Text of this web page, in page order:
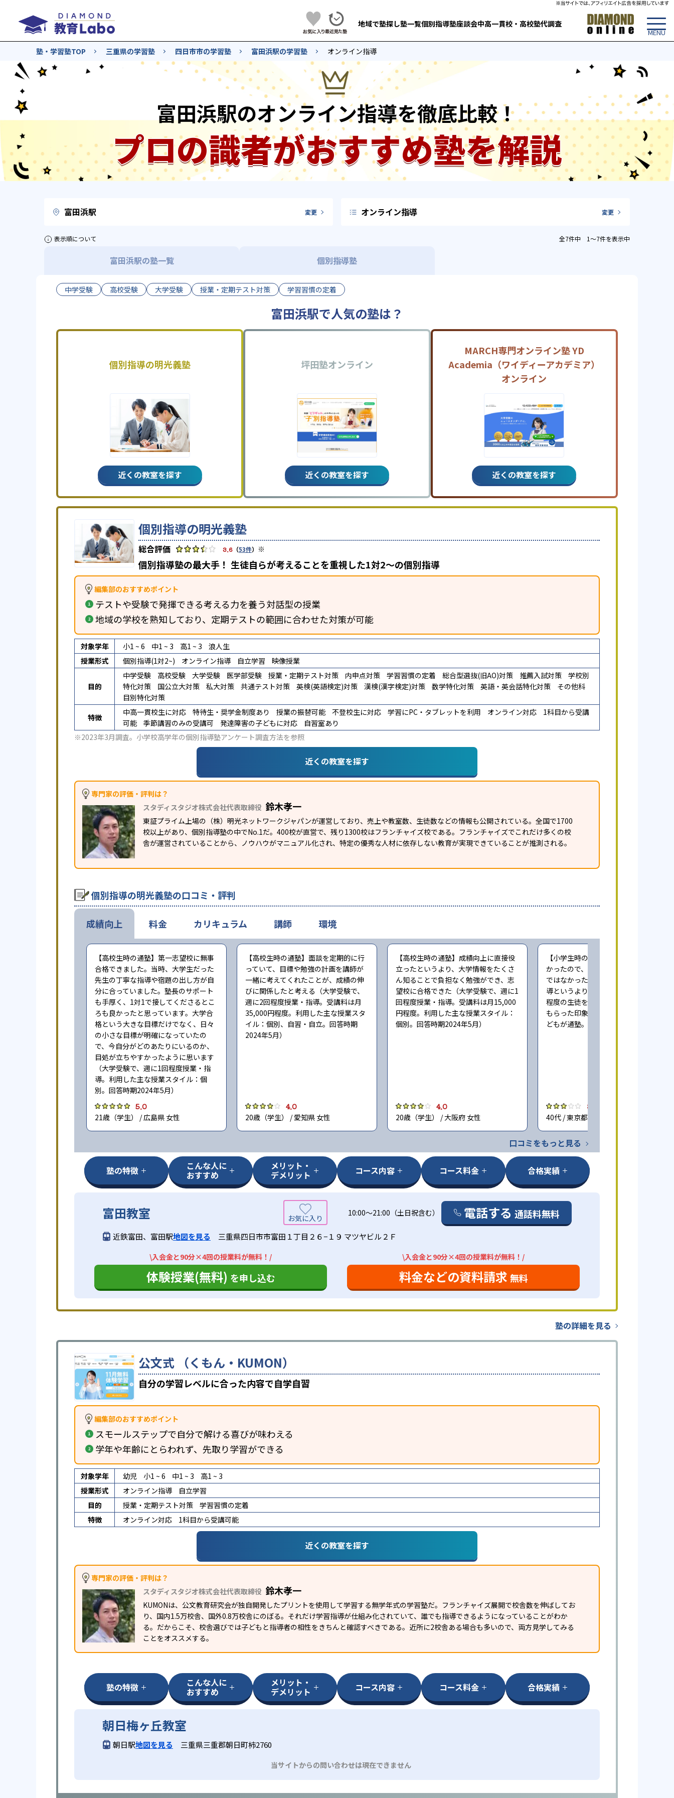
地域で塾探し塾一覧個別指導塾座談会中高一貫校・高校塾代調査
塾・学習塾TOP 三重県の学習塾 四日市市の学習塾 富田浜駅の学習塾 オンライン指導
富田浜駅のオンライン指導を徹底比較！
プロの識者がおすすめ塾を解説
富田浜駅 変更 オンライン指導 変更
表示順について 全7件中 1〜7件を表示中
富田浜駅の塾一覧 個別指導塾
中学受験 高校受験 大学受験 授業・定期テスト対策 学習習慣の定着
富田浜駅で人気の塾は？
個別指導の明光義塾
近くの教室を探す
坪田塾オンライン
近くの教室を探す
MARCH専門オンライン塾 YD
Academia（ワイディーアカデミア）
オンライン
近くの教室を探す
個別指導の明光義塾
3.6 （53件） ※
個別指導塾の最大手！ 生徒自らが考えることを重視した1対2〜の個別指導
編集部のおすすめポイント
テストや受験で発揮できる考える力を養う対話型の授業
地域の学校を熟知しており、定期テストの範囲に合わせた対策が可能
対象学年 小1 ~ 6 中1 ~ 3 高1 ~ 3
浪人生
授業形式
個別指導(1対2~) オンライン指導 自立学習 映像授業
目的
中学受験 高校受験 大学受験 医学部受験 授業・定期テスト対策 内申点対策 学習習慣の定着 総合型選抜(旧AO)対策 推薦入試対策
学校別
特化対策
国公立大対策 私大対策 共通テスト対策 英検(英語検定)対策 漢検(漢字検定)対策 数学特化対策 英語・英会話特化対策
その他科
目別特化対策
特徴
中高一貫校生に対応 特待生・奨学金制度あり 授業の振替可能 不登校生に対応 学習にPC・タブレットを利用 オンライン対応
1科目から受講
可能
季節講習のみの受講可 発達障害の子どもに対応
自習室あり
※2023年3月調査。 小学校高学年の個別指導塾アンケート調査方法を参照
近くの教室を探す
専門家の評価・評判は？
スタディスタジオ株式会社代表取締役 鈴木孝一
東証プライム上場の（株）明光ネットワークジャパンが運営しており、売上や教室数、生徒数などの情報も公開されている。全国で1700
校以上があり、個別指導塾の中でNo.1だ。400校が直営で、残り1300校はフランチャイズ校である。フランチャイズでこれだけ多くの校
舎が運営されていることから、ノウハウがマニュアル化され、特定の優秀な人材に依存しない教育が実現できていることが推測される。
個別指導の明光義塾の口コミ・評判
成績向上
【高校生時の通塾】第一志望校に無事
合格できました。当時、大学生だった
先生の丁寧な指導や宿題の出し方が自
分に合っていました。塾長のサポート
も手厚く、1対1で接してくださるとこ
ろも良かったと思っています。大学合
格という大きな目標だけでなく、日々
の小さな目標が明確になっていたの
で、今自分がどのあたりにいるのか、
目処が立ちやすかったように思います
（大学受験で、週に1回程度授業・指
導。利用した主な授業スタイル：個
別。回答時期2024年5月）
5.0
21歳（学生） / 広島県 女性
【高校生時の通塾】面談を定期的に行
っていて、目標や勉強の計画を講師が
一緒に考えてくれたことが、成績の伸
びに関係したと考える（大学受験で、
週に2回程度授業・指導。受講料は月
35,000円程度。利用した主な授業スタ
イル：個別、自習・自立。回答時期
2024年5月）
4.0
20歳（学生） / 愛知県 女性
【高校生時の通塾】成績向上に直接役
立ったというより、大学情報をたくさ
ん知ることで負担なく勉強ができ、志
望校に合格できた（大学受験で、週に1
回程度授業・指導。受講料は月15,000
円程度。利用した主な授業スタイル：
個別。回答時期2024年5月）
4.0
20歳（学生） / 大阪府 女性
【小学生時の通塾】本人にやる気が無
かったので、成績向上するという感じ
ではなかった。また指導自体も個人指
導というより、一人の先生が一度に3人
程度の生徒をみており、きちんとみて
もらった印象ではない（小学6年時に子
どもが通塾。回答時期:2023年3月）
3.0
40代 / 東京都 女性
口コミをもっと見る
料金 カリキュラム 講師 環境
塾の特徴 こんな人に
おすすめ
メリット・
デメリット コース内容 コース料金 合格実績
富田教室 10:00〜21:00（土日祝含む） 電話する 通話料無料
近鉄富田、富田駅地図を見る 三重県四日市市富田１丁目２６−１９ マツヤビル２Ｆ
\入会金と90分×4回の授業料が無料！/
体験授業(無料) を申し込む
\入会金と90分×4回の授業料が無料！/
料金などの資料請求 無料
塾の詳細を見る
公文式 （くもん・KUMON）
自分の学習レベルに合った内容で自学自習
編集部のおすすめポイント
スモールステップで自分で解ける喜びが味わえる
学年や年齢にとらわれず、先取り学習ができる
対象学年 幼児 小1 ~ 6 中1 ~ 3
高1 ~ 3
授業形式
オンライン指導
自立学習
目的
授業・定期テスト対策
学習習慣の定着
特徴
オンライン対応 1科目から受講可能
近くの教室を探す
専門家の評価・評判は？
スタディスタジオ株式会社代表取締役 鈴木孝一
KUMONは、公文教育研究会が独自開発したプリントを使用して学習する無学年式の学習塾だ。フランチャイズ展開で校舎数を伸ばしてお
り、国内1.5万校舎、国外0.8万校舎にのぼる。それだけ学習指導が仕組み化されていて、誰でも指導できるようになっていることがわか
る。だからこそ、校舎選びでは子どもと指導者の相性をきちんと確認すべきである。近所に2校舎ある場合も多いので、両方見学してみる
ことをオススメする。
塾の特徴 こんな人に
おすすめ
メリット・
デメリット コース内容 コース料金 合格実績
朝日梅ヶ丘教室
朝日駅地図を見る 三重県三重郡朝日町柿2760
当サイトからの問い合わせは現在できません